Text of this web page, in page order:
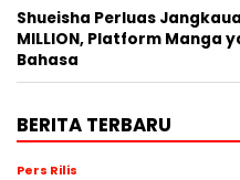
Shueisha Perluas
MILLION, Platform Manga
Bahasa
BERITA TERBARU
Pers Rilis